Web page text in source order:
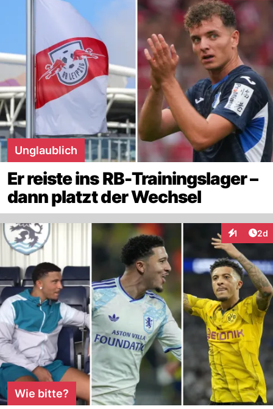
Unglaublich
Er reiste ins RB-Trainingslager –
dann platzt der Wechsel
1 2d
Wie bitte?